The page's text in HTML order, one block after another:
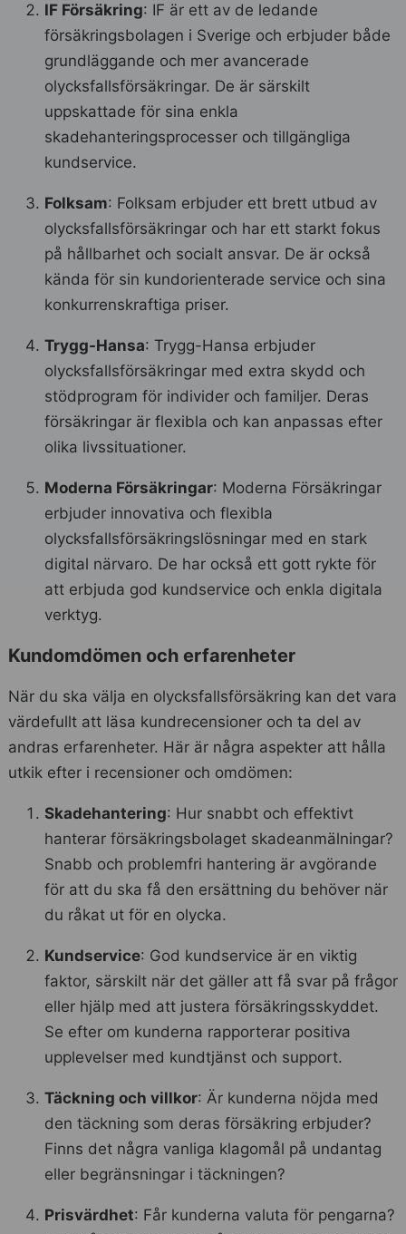
IF Försäkring: IF är ett av de ledande
försäkringsbolagen i Sverige och erbjuder både
grundläggande och mer avancerade
olycksfallsförsäkringar. De är särskilt
uppskattade för sina enkla
skadehanteringsprocesser och tillgängliga
kundservice.
Folksam: Folksam erbjuder ett brett utbud av
olycksfallsförsäkringar och har ett starkt fokus
på hållbarhet och socialt ansvar. De är också
kända för sin kundorienterade service och sina
konkurrenskraftiga priser.
Trygg-Hansa: Trygg-Hansa erbjuder
olycksfallsförsäkringar med extra skydd och
stödprogram för individer och familjer. Deras
försäkringar är flexibla och kan anpassas efter
olika livssituationer.
Moderna Försäkringar: Moderna Försäkringar
erbjuder innovativa och flexibla
olycksfallsförsäkringslösningar med en stark
digital närvaro. De har också ett gott rykte för
att erbjuda god kundservice och enkla digitala
verktyg.
Kundomdömen och erfarenheter
När du ska välja en olycksfallsförsäkring kan det vara
värdefullt att läsa kundrecensioner och ta del av
andras erfarenheter. Här är några aspekter att hålla
utkik efter i recensioner och omdömen:
Skadehantering: Hur snabbt och effektivt
hanterar försäkringsbolaget skadeanmälningar?
Snabb och problemfri hantering är avgörande
för att du ska få den ersättning du behöver när
du råkat ut för en olycka.
Kundservice: God kundservice är en viktig
faktor, särskilt när det gäller att få svar på frågor
eller hjälp med att justera försäkringsskyddet.
Se efter om kunderna rapporterar positiva
upplevelser med kundtjänst och support.
Täckning och villkor: Är kunderna nöjda med
den täckning som deras försäkring erbjuder?
Finns det några vanliga klagomål på undantag
eller begränsningar i täckningen?
Prisvärdhet: Får kunderna valuta för pengarna?